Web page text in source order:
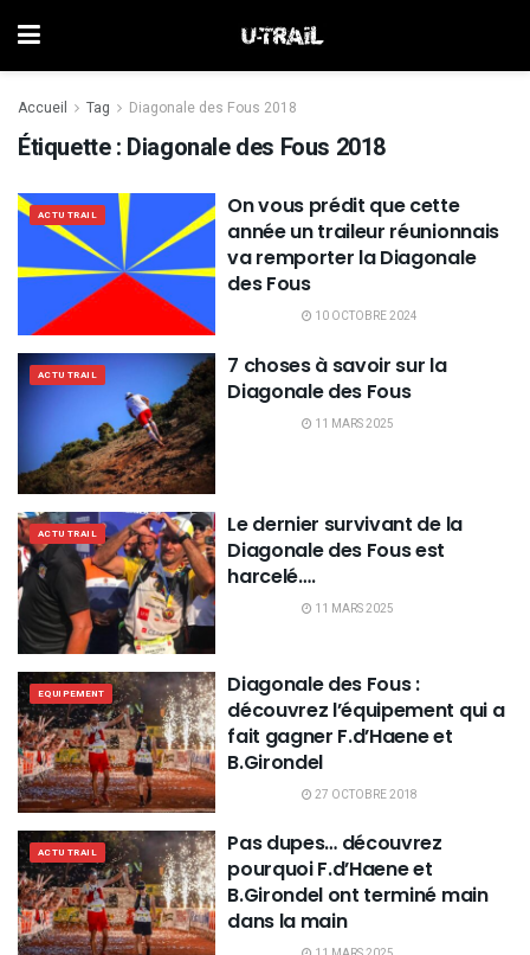
Accueil Tag Diagonale des Fous 2018
Étiquette : Diagonale des Fous 2018
ACTU TRAIL
On vous prédit que cette
année un traileur réunionnais
va remporter la Diagonale
des Fous
10 OCTOBRE 2024
ACTU TRAIL
7 choses à savoir sur la
Diagonale des Fous
11 MARS 2025
ACTU TRAIL
Le dernier survivant de la
Diagonale des Fous est
harcelé….
11 MARS 2025
EQUIPEMENT
Diagonale des Fous :
découvrez l’équipement qui a
fait gagner F.d’Haene et
B.Girondel
27 OCTOBRE 2018
ACTU TRAIL
Pas dupes… découvrez
pourquoi F.d’Haene et
B.Girondel ont terminé main
dans la main